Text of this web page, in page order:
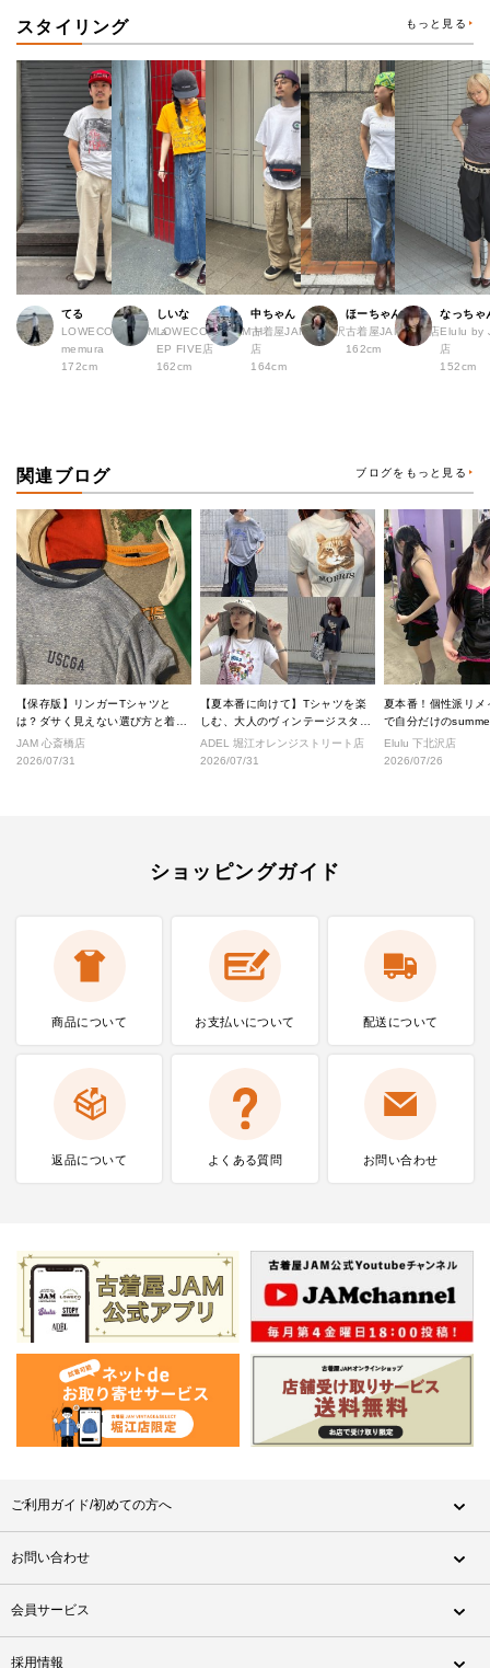
スタイリング もっと見る
てる
LOWECO by JAM a
memura
172cm
しいな
LOWECO by JAM H
EP FIVE店
162cm
中ちゃん
古着屋JAM 下北沢
店
164cm
ほーちゃん
古着屋JAM 広島店
162cm
なっちゃ
Elulu by
店
152cm
関連ブログ ブログをもっと見る
【保存版】リンガーTシャツと
は？ダサく見えない選び方と着こ
なし完全ガイド
JAM 心斎橋店
2026/07/31
【夏本番に向けて】Tシャツを楽
しむ、大人のヴィンテージスタイ
ル
ADEL 堀江オレンジストリート店
2026/07/31
夏本番！個性派リメ
で自分だけの
へ！
Elulu 下北沢店
2026/07/26
ショッピングガイド
商品について お支払いについて 配送について
返品について よくある質問 お問い合わせ
ご利用ガイド/初めての方へ
お問い合わせ
会員サービス
採用情報